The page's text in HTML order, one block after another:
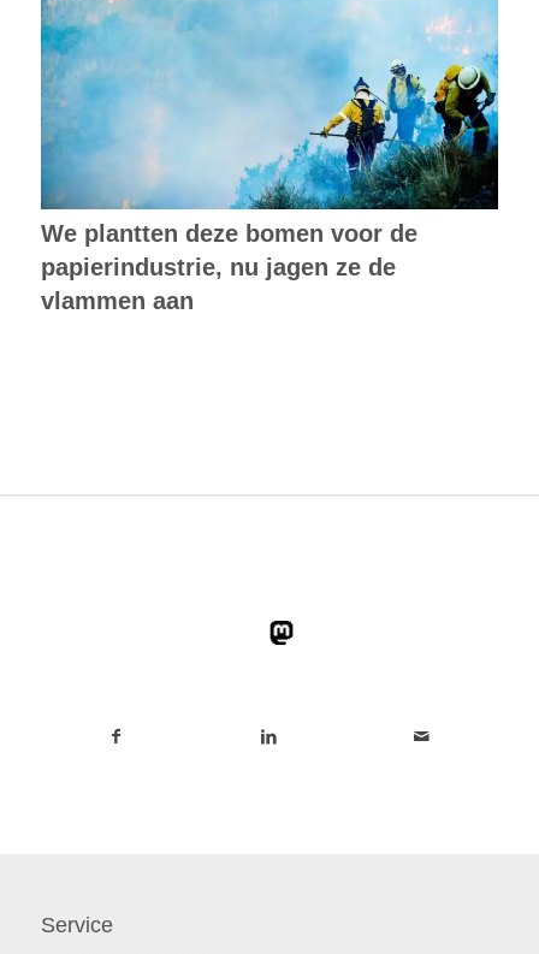
We plantten deze bomen voor de
papierindustrie, nu jagen ze de
vlammen aan
Service